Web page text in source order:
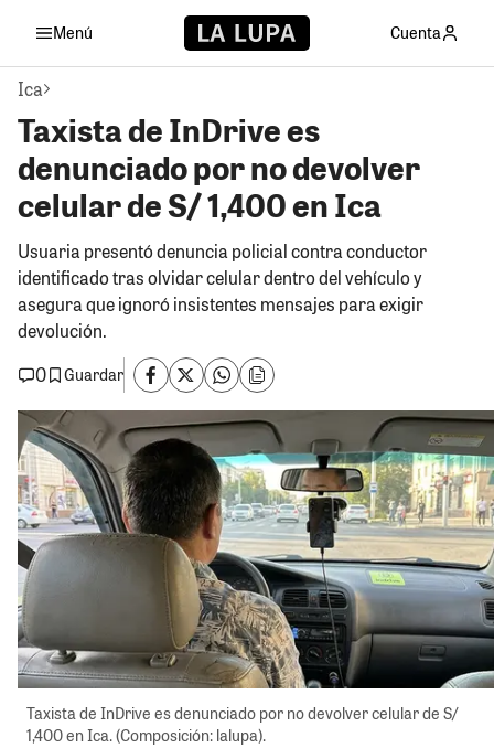
Menú Cuenta
Ica
Taxista de InDrive es
denunciado por no devolver
celular de S/ 1,400 en Ica
Usuaria presentó denuncia policial contra conductor
identificado tras olvidar celular dentro del vehículo y
asegura que ignoró insistentes mensajes para exigir
devolución.
0
Guardar
Taxista de InDrive es denunciado por no devolver celular de S/
1,400 en Ica. (Composición: lalupa).